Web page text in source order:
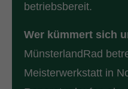
betriebsbereit.
Wer kümmert sich
MünsterlandRad
Meisterwerkstatt in